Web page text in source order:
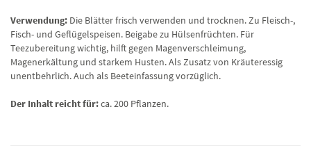
Verwendung: Die Blätter frisch verwenden und trocknen. Zu Fleisch-,
Fisch- und Geflügelspeisen. Beigabe zu Hülsenfrüchten. Für
Teezubereitung wichtig, hilft gegen Magenverschleimung,
Magenerkältung und starkem Husten. Als Zusatz von Kräuteressig
unentbehrlich. Auch als Beeteinfassung vorzüglich.
Der Inhalt reicht für:ca. 200 Pflanzen.